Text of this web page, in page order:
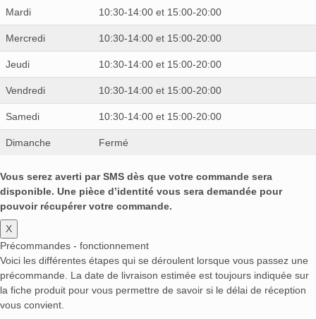
Mardi 10:30-14:00 et 15:00-20:00
Mercredi 10:30-14:00 et 15:00-20:00
Jeudi 10:30-14:00 et 15:00-20:00
Vendredi 10:30-14:00 et 15:00-20:00
Samedi 10:30-14:00 et 15:00-20:00
Dimanche Fermé
Vous serez averti par SMS dès que votre commande sera
disponible. Une pièce d’identité vous sera demandée pour
pouvoir récupérer votre commande.
X
Précommandes - fonctionnement
Voici les différentes étapes qui se déroulent lorsque vous passez une
précommande. La date de livraison estimée est toujours indiquée sur
la fiche produit pour vous permettre de savoir si le délai de réception
vous convient.